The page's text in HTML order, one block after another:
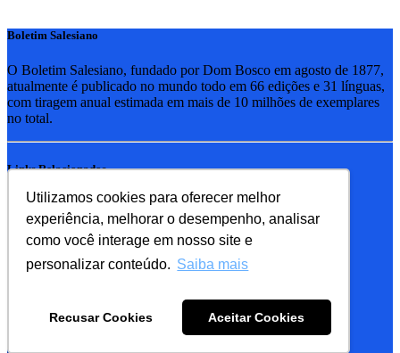
Utilizamos cookies para oferecer melhor
experiência, melhorar o desempenho, analisar
como você interage em nosso site e
personalizar conteúdo. Saiba mais
Recusar Cookies Aceitar Cookies
Boletim Salesiano
O Boletim Salesiano, fundado por Dom Bosco em agosto de 1877,
atualmente é publicado no mundo todo em 66 edições e 31 línguas,
com tiragem anual estimada em mais de 10 milhões de exemplares
no total.
Links Relacionados
RSB - Rede Salesiana Brasil
EDEBE - Editora
UPV - União pela Vida
Familia Salesiana
SDB - Salesianos de Dom Bosco
FMA - Filhas de Maria Auxiliadora